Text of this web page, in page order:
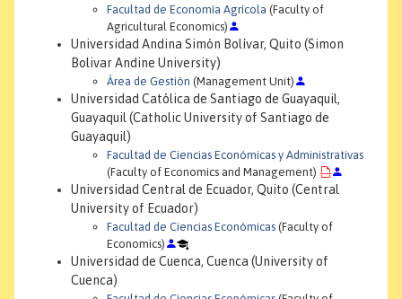
Facultad de Economía Agrícola (Faculty of
Agricultural Economics)
Universidad Andina Simón Bolívar, Quito (Simon
Bolivar Andine University)
Área de Gestión (Management Unit)
Universidad Católica de Santiago de Guayaquil,
Guayaquil (Catholic University of Santiago de
Guayaquil)
Facultad de Ciencias Económicas y Administrativas
(Faculty of Economics and Management)
Universidad Central de Ecuador, Quito (Central
University of Ecuador)
Facultad de Ciencias Económicas (Faculty of
Economics)
Universidad de Cuenca, Cuenca (University of
Cuenca)